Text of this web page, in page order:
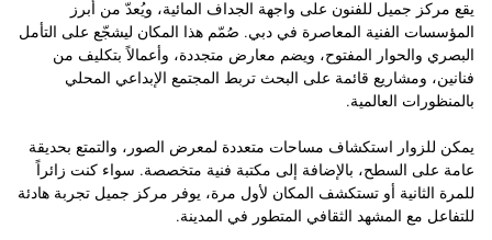
يقع مركز جميل للفنون على واجهة الجداف المائية، ويُعدّ من أبرز
المؤسسات الفنية المعاصرة في دبي. صُمّم هذا المكان ليشجّع على التأمل
البصري والحوار المفتوح، ويضم معارض متجددة، وأعمالاً بتكليف من
فنانين، ومشاريع قائمة على البحث تربط المجتمع الإبداعي المحلي
بالمنظورات العالمية.
يمكن للزوار استكشاف مساحات متعددة لمعرض الصور، والتمتع بحديقة
عامة على السطح، بالإضافة إلى مكتبة فنية متخصصة. سواء كنت زائراً
للمرة الثانية أو تستكشف المكان لأول مرة، يوفر مركز جميل تجربة هادئة
للتفاعل مع المشهد الثقافي المتطور في المدينة.